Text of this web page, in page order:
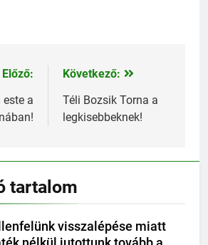
Előző:
este a
Következő:
Téli Bozsik Torna a
legkisebbeknek!
tartalom
visszalépése miatt